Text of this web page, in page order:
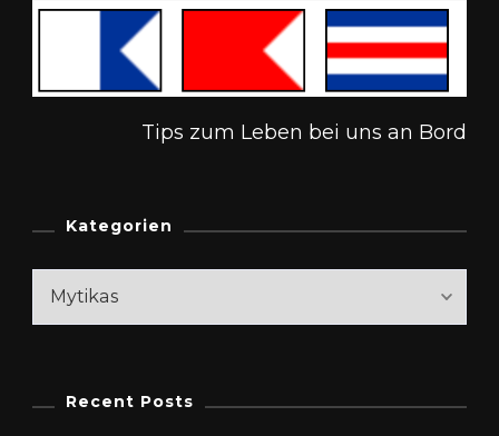
Tips zum Leben bei uns an Bord
Kategorien
Kategorien
Recent Posts